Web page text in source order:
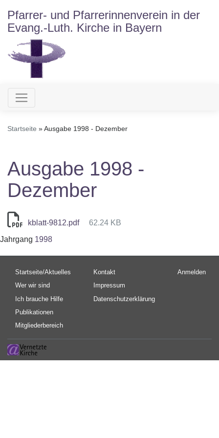
zum
Inhalt
Pfarrer- und Pfarrerinnenverein in der
Evang.-Luth. Kirche in Bayern
Hauptnavigation
Startseite Ausgabe 1998 - Dezember
Ausgabe 1998 -
Dezember
kblatt-9812.pdf
62.24 KB
Jahrgang 1998
Hauptnavigation
Startseite/Aktuelles
Wer wir sind
Ich brauche Hilfe
Publikationen
Mitgliederbereich
Fußbereichsmenü
Kontakt
Impressum
Datenschutzerklärung
Anmelden